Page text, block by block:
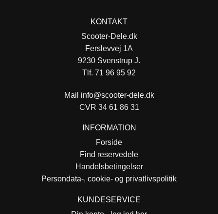
KONTAKT
Scooter-Dele.dk
Ferslevvej 1A
9230 Svenstrup J.
Tlf. 71 96 95 92
Mail info@scooter-dele.dk
CVR 34 61 86 31
INFORMATION
Forside
Find reservedele
Handelsbetingelser
Persondata-, cookie- og privatlivspolitik
KUNDESERVICE